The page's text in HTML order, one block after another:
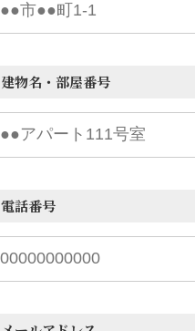
建物名・部屋番号
電話番号